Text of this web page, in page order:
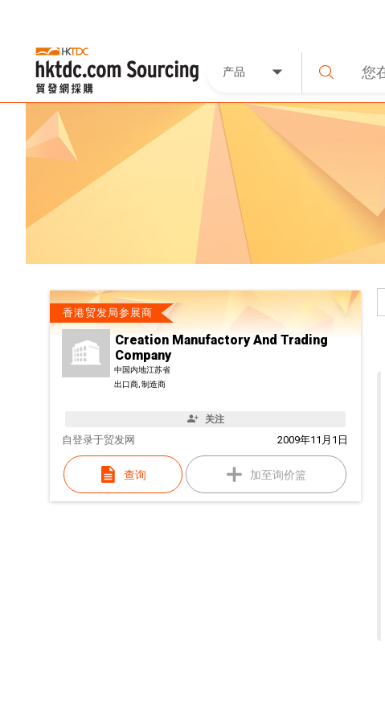
产品
香港贸发局参展商
Creation Manufactory And Trading
Company
中国内地江苏省
出口商, 制造商
关注
自 2009年11月1日
登录于贸发网
查询 加至询价篮